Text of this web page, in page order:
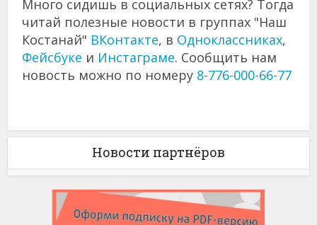
Много сидишь в социальных сетях? Тогда
читай полезные новости в группах "Наш
Костанай" ВКонтакте, в Одноклассниках,
Фейсбуке и Инстаграме. Сообщить нам
новость можно по номеру 8-776-000-66-77
Новости партнёров